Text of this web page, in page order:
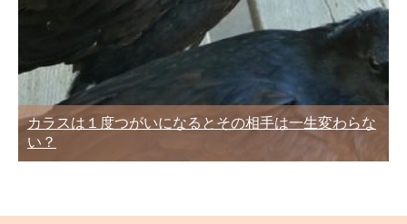
カラスは１度つがいになるとその相手は一生変わらな
い？